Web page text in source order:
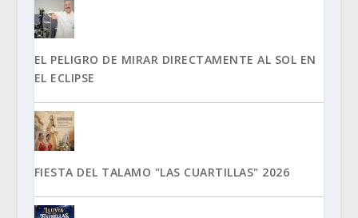
EL PELIGRO DE MIRAR DIRECTAMENTE AL SOL EN
EL ECLIPSE
FIESTA DEL TALAMO "LAS CUARTILLAS" 2026